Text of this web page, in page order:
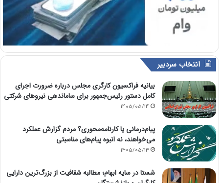
انتخاب سردبیر
بیانیه فراکسیون کارگری مجلس درباره ضرورت اجرای
کامل دستور رئیس‌جمهور برای ساماندهی نیروهای شرکتی
1405/05/14
پیام‌درمانی یا کارنامه‌محوری؟ مردم گزارش عملکرد
می‌خواهند، نه انبوه پیام‌های مناسبتی
1405/05/13
شستا در سایه ابهام؛ مطالبه شفافیت از بزرگ‌ترین دارایی